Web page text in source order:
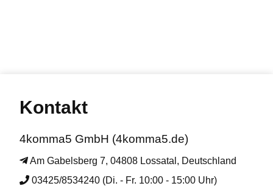
Kontakt
4komma5 GmbH (4komma5.de)
Am Gabelsberg 7, 04808 Lossatal, Deutschland
03425/8534240 (Di. - Fr. 10:00 - 15:00 Uhr)